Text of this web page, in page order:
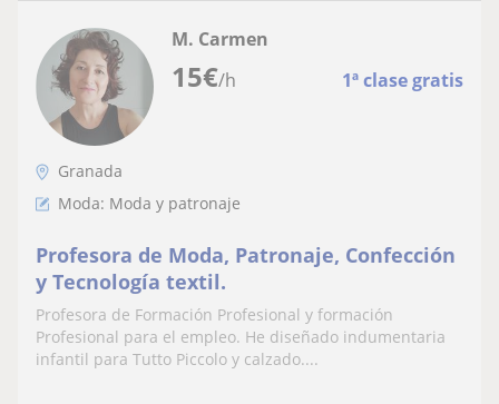
15€/h 1ª clase gratis
M. Carmen
Granada
Moda: Moda y patronaje
Profesora de Moda, Patronaje, Confección
y Tecnología textil.
Profesora de Formación Profesional y formación
Profesional para el empleo. He diseñado indumentaria
infantil para Tutto Piccolo y calzado....